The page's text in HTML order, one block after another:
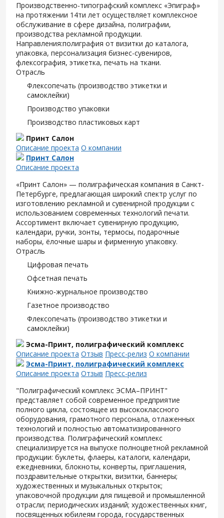
Производственно-типографский комплекс «Эпиграф»
на протяжении 14ти лет осуществляет комплексное
обслуживание в сфере дизайна, полиграфии,
производства рекламной продукции.
Направления:полиграфия от визитки до каталога,
упаковка, персонализация бизнес-сувениров,
флексография, этикетка, печать на ткани.
Отрасль
Флексопечать (производство этикетки и
самоклейки)
Производство упаковки
Производство пластиковых карт
Принт Салон
Описание проекта О компании
Принт Салон
Описание проекта
«Принт Салон» — полиграфическая компания в Санкт-
Петербурге, предлагающая широкий спектр услуг по
изготовлению рекламной и сувенирной продукции с
использованием современных технологий печати.
Ассортимент включает сувенирную продукцию,
календари, ручки, зонты, термосы, подарочные
наборы, ёлочные шары и фирменную упаковку.
Отрасль
Цифровая печать
Офсетная печать
Книжно-журнальное производство
Газетное производство
Флексопечать (производство этикетки и
самоклейки)
Эсма-Принт, полиграфический комплекс
Описание проекта Отзыв Пресс-релиз О компании
Эсма-Принт, полиграфический комплекс
Описание проекта Отзыв Пресс-релиз
"Полиграфический комплекс ЭСМА–ПРИНТ"
представляет собой современное предприятие
полного цикла, состоящее из высококлассного
оборудования, грамотного персонала, отлаженных
технологий и полностью автоматизированного
производства. Полиграфический комплекс
специализируется на выпуске полноцветной рекламной
продукции: буклеты, флаеры, каталоги, календари,
ежедневники, блокноты, конверты, приглашения,
поздравительные открытки, визитки, баннеры;
художественных и музыкальных открыток;
упаковочной продукции для пищевой и промышленной
отрасли; периодических изданий; художественных книг,
посвященных юбилеям города, государственных